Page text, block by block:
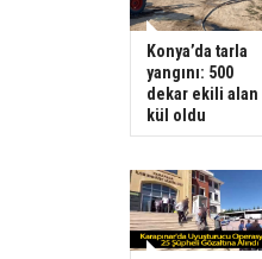
Konya’da tarla
yangını: 500
dekar ekili alan
kül oldu